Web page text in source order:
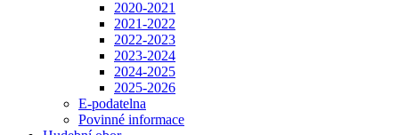
2020-2021
2021-2022
2022-2023
2023-2024
2024-2025
2025-2026
E-podatelna
Povinné informace